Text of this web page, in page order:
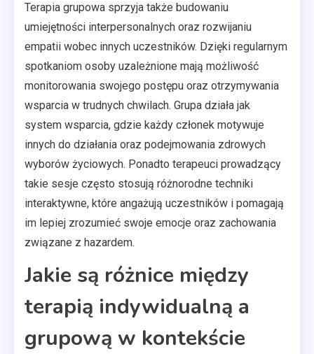
Terapia grupowa sprzyja także budowaniu
umiejętności interpersonalnych oraz rozwijaniu
empatii wobec innych uczestników. Dzięki regularnym
spotkaniom osoby uzależnione mają możliwość
monitorowania swojego postępu oraz otrzymywania
wsparcia w trudnych chwilach. Grupa działa jak
system wsparcia, gdzie każdy członek motywuje
innych do działania oraz podejmowania zdrowych
wyborów życiowych. Ponadto terapeuci prowadzący
takie sesje często stosują różnorodne techniki
interaktywne, które angażują uczestników i pomagają
im lepiej zrozumieć swoje emocje oraz zachowania
związane z hazardem.
Jakie są różnice między
terapią indywidualną a
grupową w kontekście